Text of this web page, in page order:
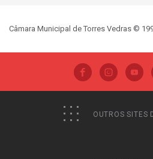
Câmara Municipal de Torres Vedras ©
OUTROS SITES